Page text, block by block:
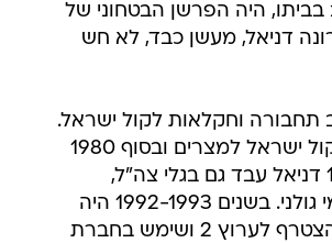
73 מהתקף לב בביתו, היה הפרשן הבטחוני של
דניאל, מעשן כבד, לא חש
היא ב-1971, אז הצטרף ככתב תחבורה וחקלאות לקול ישראל.
מאוחר יותר עבר להיות כתב צבאי. בשנת 1977 נכלל במשלחת של קול ישראל למצרים ובסוף 1980
עבר השתלמות בתחנת הרדיו של CBS בניו יורק. בשנים 1982-1984 דניאל עבד גם בגלי צה"ל,
ובמלחמת יום הכיפורים היה ראשון הכתבים לעלות לחרמון עם לוחמי גולני. בשנים 1992-1993 היה
בין מנחי התוכנית "תיק תקשורת" בטלוויזיה החינוכית. ב-1993 הוא הצטרף לערוץ 2 ושימש בחברת